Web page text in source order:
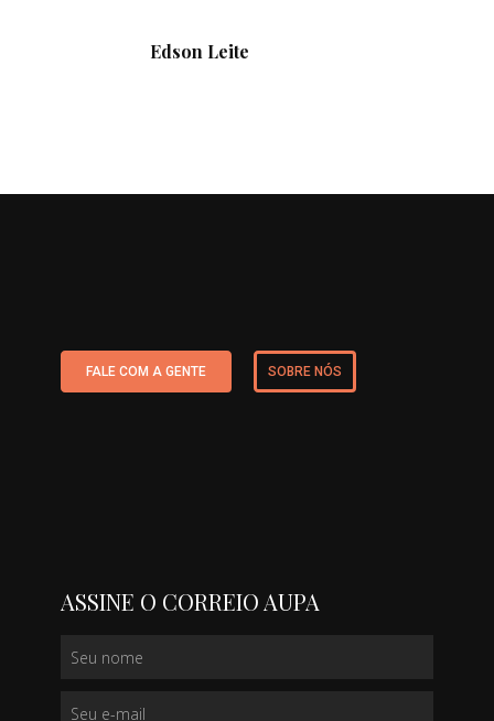
Edson Leite
FALE COM A GENTE SOBRE NÓS
ASSINE O CORREIO AUPA